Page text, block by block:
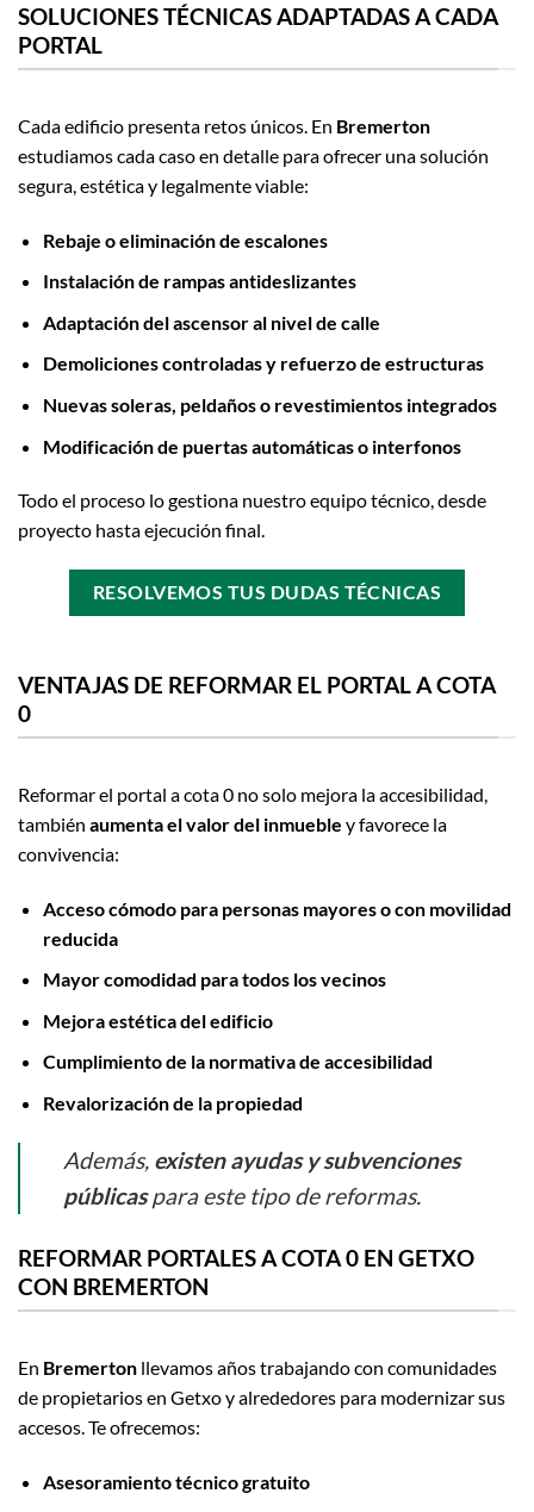
SOLUCIONES TÉCNICAS ADAPTADAS A CADA
PORTAL
Cada edificio presenta retos únicos. En Bremerton
estudiamos cada caso en detalle para ofrecer una solución
segura, estética y legalmente viable:
Rebaje o eliminación de escalones
Instalación de rampas antideslizantes
Adaptación del ascensor al nivel de calle
Demoliciones controladas y refuerzo de estructuras
Nuevas soleras, peldaños o revestimientos integrados
Modificación de puertas automáticas o interfonos
Todo el proceso lo gestiona nuestro equipo técnico, desde
proyecto hasta ejecución final.
RESOLVEMOS TUS DUDAS TÉCNICAS
VENTAJAS DE REFORMAR EL PORTAL A COTA
0
Reformar el portal a cota 0 no solo mejora la accesibilidad,
también aumenta el valor del inmueble y favorece la
convivencia:
Acceso cómodo para personas mayores o con movilidad
reducida
Mayor comodidad para todos los vecinos
Mejora estética del edificio
Cumplimiento de la normativa de accesibilidad
Revalorización de la propiedad
Además, existen ayudas y subvenciones
públicaspara este tipo de reformas.
REFORMAR PORTALES A COTA 0 EN GETXO
CON BREMERTON
En Bremerton llevamos años trabajando con comunidades
de propietarios en Getxo y alrededores para modernizar sus
accesos. Te ofrecemos:
Asesoramiento técnico gratuito